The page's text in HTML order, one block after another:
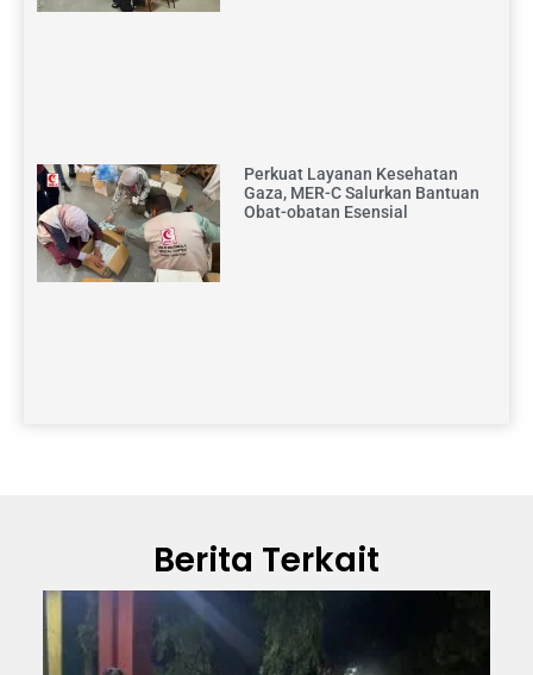
Perkuat Layanan Kesehatan
Gaza, MER-C Salurkan Bantuan
Obat-obatan Esensial
Berita Terkait